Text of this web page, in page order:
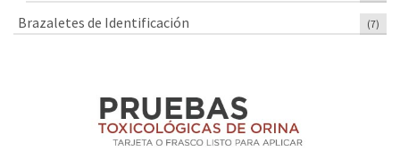
Brazaletes de Identificación (7)